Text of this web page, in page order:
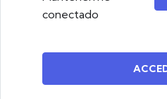
conectado